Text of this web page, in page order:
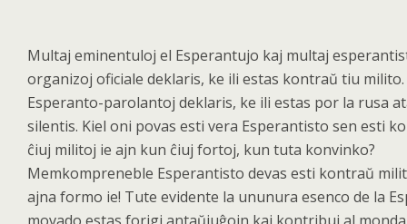
Multaj eminentuloj el Esperantujo kaj multaj
organizoj oficiale deklaris, ke ili estas kontraŭ tiu milito.
Esperanto-parolantoj deklaris, ke ili estas por la rusa
silentis. Kiel oni povas esti vera Esperantisto sen esti
ĉiuj militoj ie ajn kun ĉiuj fortoj, kun tuta konvinko?
Memkompreneble Esperantisto devas esti kontraŭ
ajna formo ie! Tute evidente la ununura esenco de la